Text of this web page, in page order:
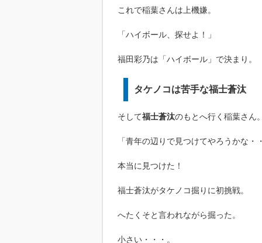
これで稲葉さんは上機嫌。
「ハイボール、探せよ！」
福田彩乃は「ハイボール」で決まり。
タケノコは苦手な福士蒼汰
そして福士蒼汰のもとへ行く稲葉さん。
「青年の辺りで見つけてやろうかな・
本当に見つけた！
福士蒼汰がタケノコ掘りに初挑戦。
へたくそと言われながら掘った。
小さい・・・。